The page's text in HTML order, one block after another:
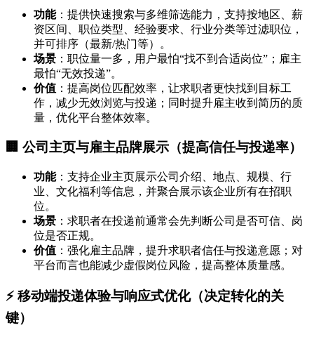
功能：提供快速搜索与多维筛选能力，支持按地区、薪
资区间、职位类型、经验要求、行业分类等过滤职位，
并可排序（最新/热门等）。
场景 ：职位量一多，用户最怕“找不到合适岗位”；雇主
最怕“无效投递”。
价值 ：提高岗位匹配效率，让求职者更快找到目标工
作，减少无效浏览与投递；同时提升雇主收到简历的质
量，优化平台整体效率。
🏢 公司主页与雇主品牌展示（提高信任与投递率）
功能：支持企业主页展示公司介绍、地点、规模、行
业、文化福利等信息，并聚合展示该企业所有在招职
位。
场景 ：求职者在投递前通常会先判断公司是否可信、岗
位是否正规。
价值 ：强化雇主品牌，提升求职者信任与投递意愿；对
平台而言也能减少虚假岗位风险，提高整体质量感。
⚡ 移动端投递体验与响应式优化（决定转化的关
键）